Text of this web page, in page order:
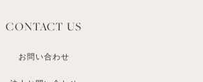
CONTACT US
お問い合わせ